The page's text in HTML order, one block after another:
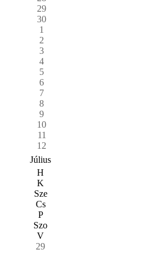
29
30
1
2
3
4
5
6
7
8
9
10
11
12
Július
H
K
Sze
Cs
P
Szo
V
29